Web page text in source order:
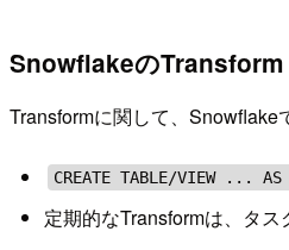
SnowflakeのTransform
Transformに関して、Snowflake
CREATE TABLE/VIEW ... AS
定期的なTransformは、タ